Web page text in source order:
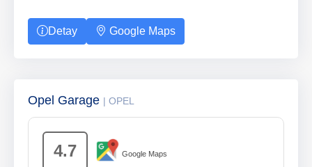
Detay Google Maps
Opel Garage | OPEL
4.7 Google Maps